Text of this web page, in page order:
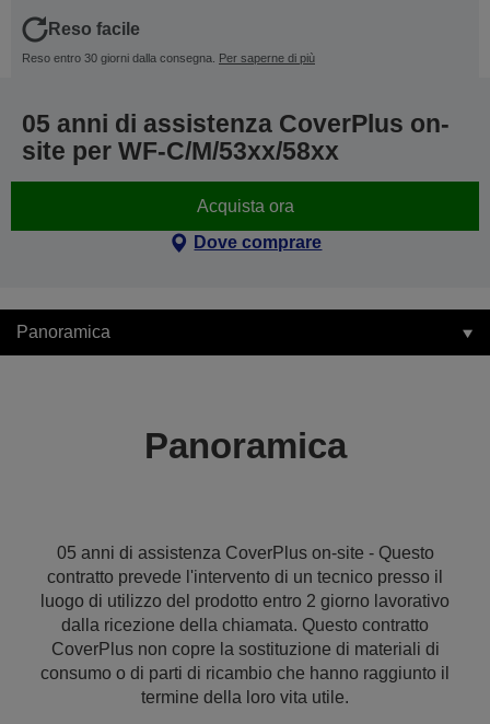
Reso facile
Reso entro 30 giorni dalla consegna. Per saperne di più
05 anni di assistenza CoverPlus on-
site per WF-C/M/53xx/58xx
Acquista ora
Dove comprare
Panoramica
Panoramica
05 anni di assistenza CoverPlus on-site - Questo
contratto prevede l'intervento di un tecnico presso il
luogo di utilizzo del prodotto entro 2 giorno lavorativo
dalla ricezione della chiamata. Questo contratto
CoverPlus non copre la sostituzione di materiali di
consumo o di parti di ricambio che hanno raggiunto il
termine della loro vita utile.